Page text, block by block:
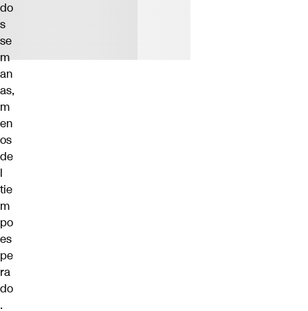
do
s
se
m
an
as,
m
en
os
de
l
tie
m
po
es
pe
ra
do
.